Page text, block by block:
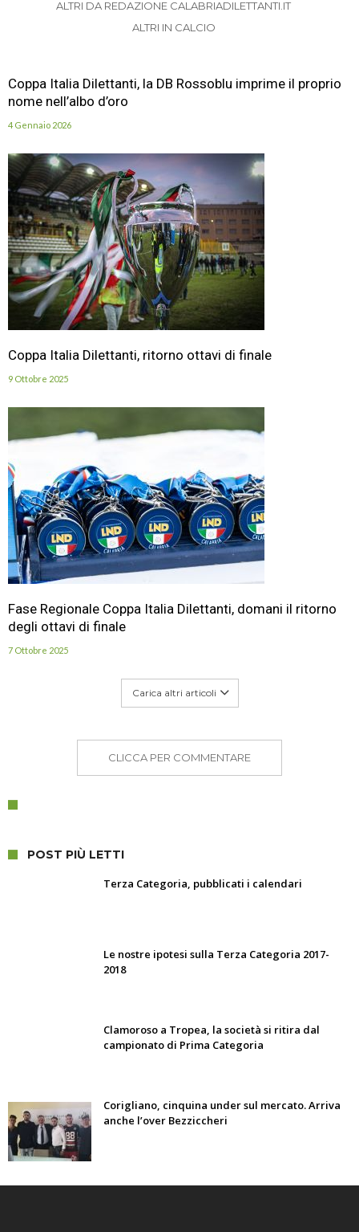
ALTRI DA REDAZIONE CALABRIADILETTANTI.IT
ALTRI IN CALCIO
Coppa Italia Dilettanti, la DB Rossoblu imprime il proprio
nome nell’albo d’oro
4 Gennaio 2026
Coppa Italia Dilettanti, ritorno ottavi di finale
9 Ottobre 2025
Fase Regionale Coppa Italia Dilettanti, domani il ritorno
degli ottavi di finale
7 Ottobre 2025
Carica altri articoli
CLICCA PER COMMENTARE
POST PIÙ LETTI
Terza Categoria, pubblicati i calendari
Le nostre ipotesi sulla Terza Categoria 2017-
2018
Clamoroso a Tropea, la società si ritira dal
campionato di Prima Categoria
Corigliano, cinquina under sul mercato. Arriva
anche l’over Bezziccheri